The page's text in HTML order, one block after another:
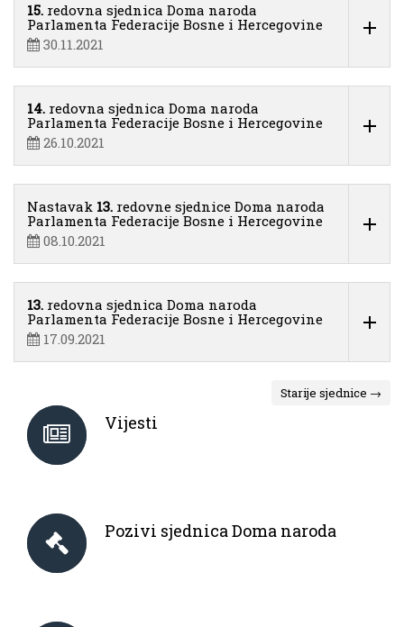
15. redovna sjednica Doma naroda
Parlamenta Federacije Bosne i Hercegovine
30.11.2021
14. redovna sjednica Doma naroda
Parlamenta Federacije Bosne i Hercegovine
26.10.2021
Nastavak 13. redovne sjednice Doma naroda
Parlamenta Federacije Bosne i Hercegovine
08.10.2021
13. redovna sjednica Doma naroda
Parlamenta Federacije Bosne i Hercegovine
17.09.2021
Starije sjednice →
Vijesti
Pozivi sjednica Doma naroda